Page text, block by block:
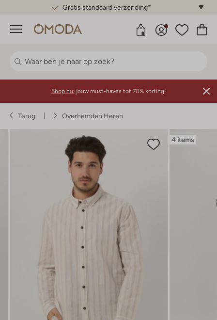
Gratis standaard verzending*
Menu
Shop nu: jouw must-haves tot 70% korting!
Terug Overhemden Heren
4 items